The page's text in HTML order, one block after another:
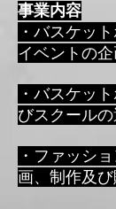
事業内容
・バスケッ
イベントの
・バスケッ
びスクール
・ファッシ
画、制作及